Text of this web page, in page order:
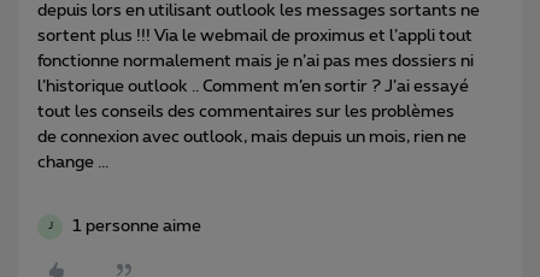
depuis lors en utilisant outlook les messages sortants ne
sortent plus !!! Via le webmail de proximus et l’appli tout
fonctionne normalement mais je n’ai pas mes dossiers ni
l’historique outlook .. Comment m’en sortir ? J’ai essayé
tout les conseils des commentaires sur les problèmes
de connexion avec outlook, mais depuis un mois, rien ne
change ...
J 1 personne aime